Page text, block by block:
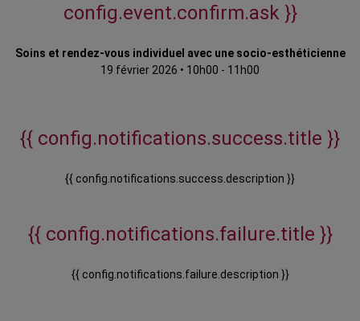
config.event.confirm.ask }}
Soins et rendez-vous individuel avec une socio-esthéticienne
19 février 2026 • 10h00 - 11h00
{{ config.notifications.success.title }}
{{ config.notifications.success.description }}
{{ config.notifications.failure.title }}
{{ config.notifications.failure.description }}